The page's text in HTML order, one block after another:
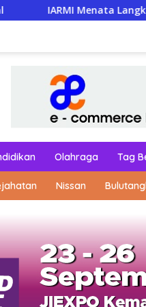
Langkah, Menguatkan
Olahraga Tag
Nissan